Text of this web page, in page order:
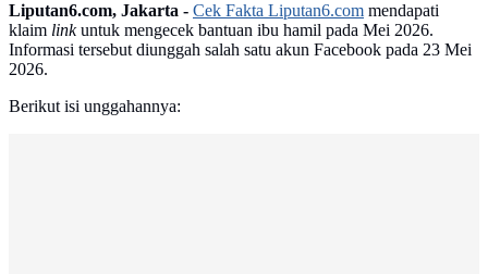
Liputan6.com, Jakarta - Cek Fakta Liputan6.com mendapati
klaim linkuntuk mengecek bantuan ibu hamil pada Mei 2026.
Informasi tersebut diunggah salah satu akun Facebook pada 23 Mei
2026.
Berikut isi unggahannya: